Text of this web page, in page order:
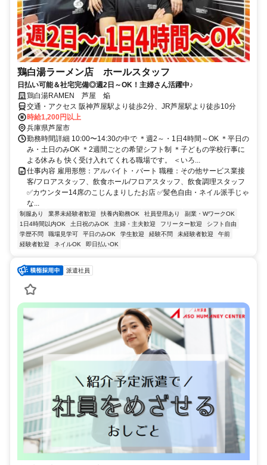
鶏白湯ラーメン店 ホールスタッフ
日払い可能＆社宅完備◎週2日～OK！主婦さん活躍中♪
鶏白湯RAMEN 芦屋 焔
交通・アクセス 阪神芦屋駅より徒歩2分、JR芦屋駅より徒歩10分
時給1,200円以上
兵庫県芦屋市
勤務時間詳細 10:00〜14:30の中で ＊週2～・1日4時間～OK ＊平日の
み・土日のみOK ＊2週間ごとの希望シフト制 ＊子どもの学校行事に
よる休みも 快く受け入れてくれる職場です。 ＜いろ...
仕事内容 雇用形態：アルバイト・パート 職種：その他サービス業接
客/フロアスタッフ、飲食ホール/フロアスタッフ、飲食調理スタッフ
✅カウンター14席のこじんまりしたお店 ✅髪色自由・ネイル派手じゃ
な...
制服あり 業界未経験者歓迎 扶養内勤務OK 社員登用あり
副業・WワークOK
1日4時間以内OK
土日祝のみOK 主婦・主夫歓迎 フリーター歓迎
シフト自由
学歴不問
職場見学可 平日のみOK 学生歓迎 経験不問 未経験者歓迎
午前
経験者歓迎
ネイルOK 即日払いOK
派遣社員